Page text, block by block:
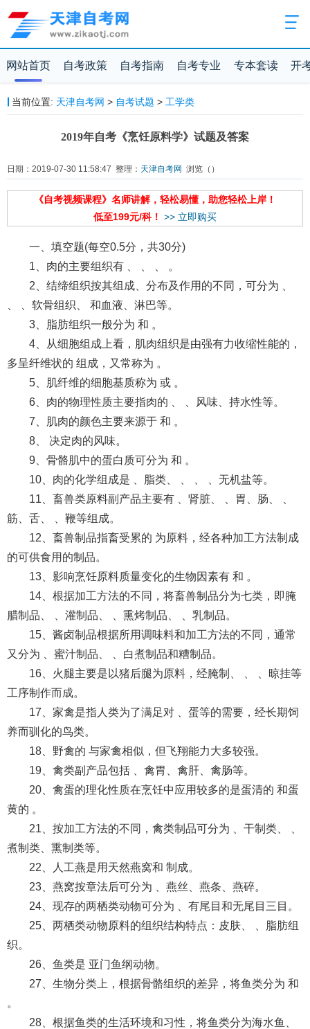
网站首页 自考政策 自考指南 自考专业 专本套读 开
当前位置: 天津自考网 > 自考试题 > 工学类
2019年自考《烹饪原料学》试题及答案
日期：2019-07-30 11:58:47 整理： 天津自考网 浏览（ ）
《自考视频课程》名师讲解，轻松易懂，助您轻松上岸！
低至199元/科！ >> 立即购买
一、填空题(每空0.5分，共30分)
1、肉的主要组织有 、 、 、 。
2、结缔组织按其组成、分布及作用的不同，可分为 、
、 、软骨组织、 和血液、淋巴等。
3、脂肪组织一般分为 和 。
4、从细胞组成上看，肌肉组织是由强有力收缩性能的，
多呈纤维状的 组成，又常称为 。
5、肌纤维的细胞基质称为 或 。
6、肉的物理性质主要指肉的 、 、风味、持水性等。
7、肌肉的颜色主要来源于 和 。
8、 决定肉的风味。
9、骨骼肌中的蛋白质可分为 和 。
10、肉的化学组成是 、脂类、 、 、 、无机盐等。
11、畜兽类原料副产品主要有 、肾脏、 、胃、肠、 、
筋、舌、 、鞭等组成。
12、畜兽制品指畜受累的 为原料，经各种加工方法制成
的可供食用的制品。
13、影响烹饪原料质量变化的生物因素有 和 。
14、根据加工方法的不同，将畜兽制品分为七类，即腌
腊制品、 、灌制品、 、熏烤制品、 、乳制品。
15、酱卤制品根据所用调味料和加工方法的不同，通常
又分为 、蜜汁制品、 、白煮制品和糟制品。
16、火腿主要是以猪后腿为原料，经腌制、 、 、晾挂等
工序制作而成。
17、家禽是指人类为了满足对 、蛋等的需要，经长期饲
养而驯化的鸟类。
18、野禽的 与家禽相似，但飞翔能力大多较强。
19、禽类副产品包括 、禽胃、禽肝、禽肠等。
20、禽蛋的理化性质在烹饪中应用较多的是蛋清的 和蛋
黄的 。
21、按加工方法的不同，禽类制品可分为 、干制类、 、
煮制类、熏制类等。
22、人工燕是用天然燕窝和 制成。
23、燕窝按章法后可分为 、燕丝、燕条、燕碎。
24、现存的两栖类动物可分为 、有尾目和无尾目三目。
25、两栖类动物原料的组织结构特点：皮肤、 、脂肪组
织。
26、鱼类是 亚门鱼纲动物。
27、生物分类上，根据骨骼组织的差异，将鱼类分为 和
。
28、根据鱼类的生活环境和习性，将鱼类分为海水鱼、